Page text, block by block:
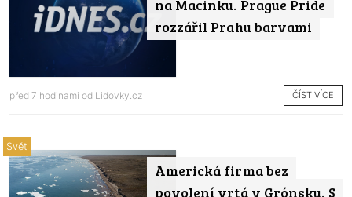
na Macinku. Prague Pride
rozzářil Prahu barvami
před 7 hodinami od Lidovky.cz ČÍST VÍCE
Americká firma bez
povolení vrtá v Grónsku. S
Svět